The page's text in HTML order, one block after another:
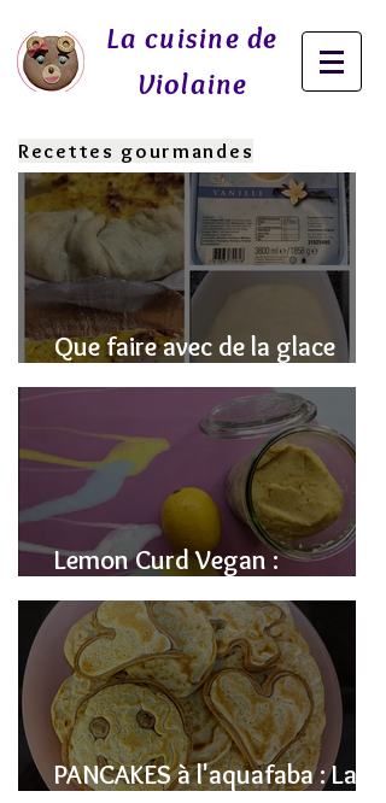
La cuisine de
Violaine
Recettes gourmandes
Que faire avec de la glace
fondue? J'ai la SOLUTION!
Lemon Curd Vegan :
L'alternative saine aux pois
chiches
PANCAKES à l'aquafaba : La